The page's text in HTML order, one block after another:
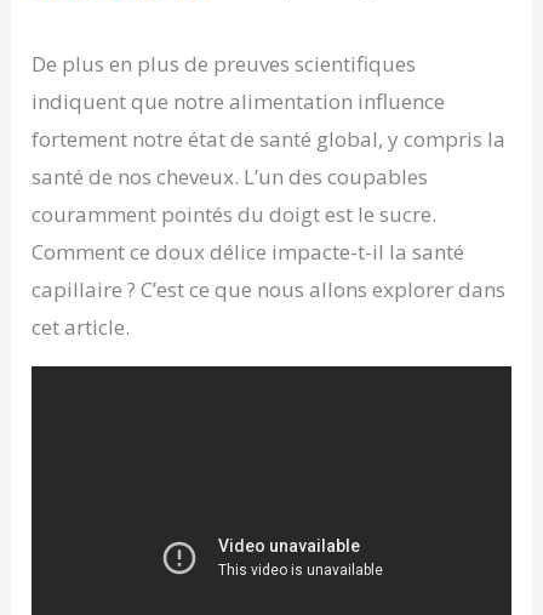
De plus en plus de preuves scientifiques
indiquent que notre alimentation influence
fortement notre état de santé global, y compris la
santé de nos cheveux. L’un des coupables
couramment pointés du doigt est le sucre.
Comment ce doux délice impacte-t-il la santé
capillaire ? C’est ce que nous allons explorer dans
cet article.